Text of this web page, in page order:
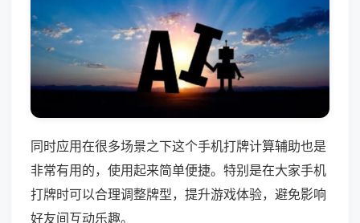
同时应用在很多场景之下这个手机打牌计算辅助也是
非常有用的，使用起来简单便捷。特别是在大家手机
打牌时可以合理调整牌型，提升游戏体验，避免影响
好友间互动乐趣。